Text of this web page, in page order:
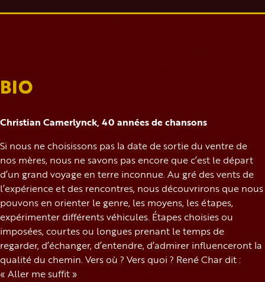
BIO
Christian Camerlynck, 40 années de chansons
Si nous ne choisissons pas la date de sortie du ventre de
nos mères, nous ne savons pas encore que c’est le départ
d’un grand voyage en terre inconnue. Au gré des vents de
l’expérience et des rencontres, nous découvrirons que nous
pouvons en orienter le genre, les moyens, les étapes,
expérimenter différents véhicules. Étapes choisies ou
imposées, courtes ou longues prenant le temps de
regarder, d’échanger, d’entendre, d’admirer influenceront la
qualité du chemin. Vers où ? Vers quoi ? René Char dit :
« Aller me suffit »